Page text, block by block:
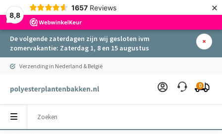
8,8
1657 Reviews ×
De volgende zaterdagen zijn wij gesloten ivm
zomervakantie: Zaterdag 1, 8 en 15 augustus
Verzending in Nederland & België
0